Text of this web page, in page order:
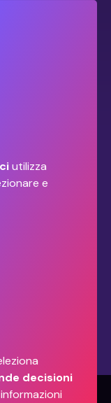
utilizza
e
decisioni